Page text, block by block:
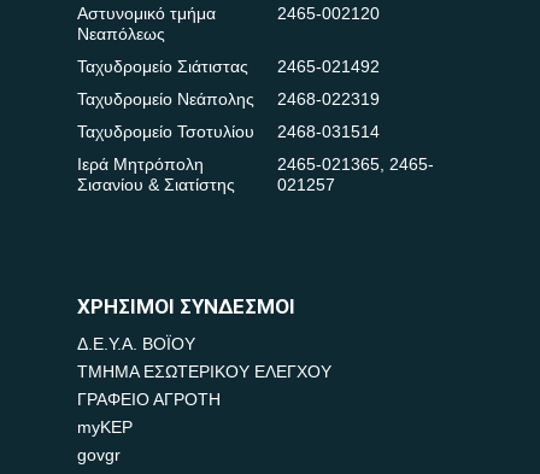
Αστυνομικό τμήμα
Νεαπόλεως
2465-002120
Ταχυδρομείο Σιάτιστας
2465-021492
Ταχυδρομείο Νεάπολης
2468-022319
Ταχυδρομείο Τσοτυλίου
2468-031514
Ιερά Μητρόπολη
Σισανίου & Σιατίστης
2465-021365, 2465-
021257
ΧΡΗΣΙΜΟΙ ΣΥΝΔΕΣΜΟΙ
Δ.Ε.Υ.Α. ΒΟΪΟΥ
ΤΜΗΜΑ ΕΣΩΤΕΡΙΚΟΥ ΕΛΕΓΧΟΥ
ΓΡΑΦΕΙΟ ΑΓΡΟΤΗ
myKEP
govgr